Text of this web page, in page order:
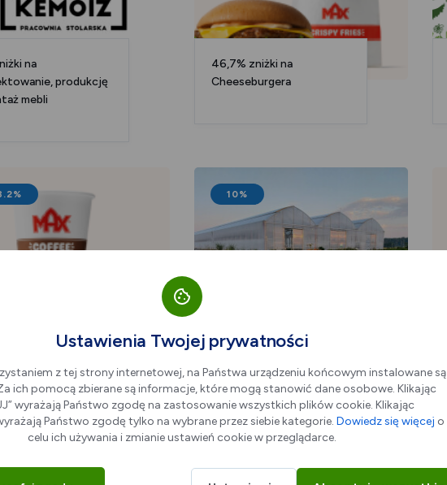
na
produkcję
mebli
46,7% zniżki na
Cheeseburgera
10%
50ZŁ
Ustawienia Twojej prywatności
z tej strony internetowej, na Państwa urządzeniu końcowym instalowane są
ich pomocą zbierane są informacje, które mogą stanowić dane osobowe. Klikając
wyrażają Państwo zgodę na zastosowanie wszystkich plików cookie. Klikając
wyrażają Państwo zgodę tylko na wybrane przez siebie kategorie. Dowiedz się więcej o
celu ich używania i zmianie ustawień cookie w przeglądarce.